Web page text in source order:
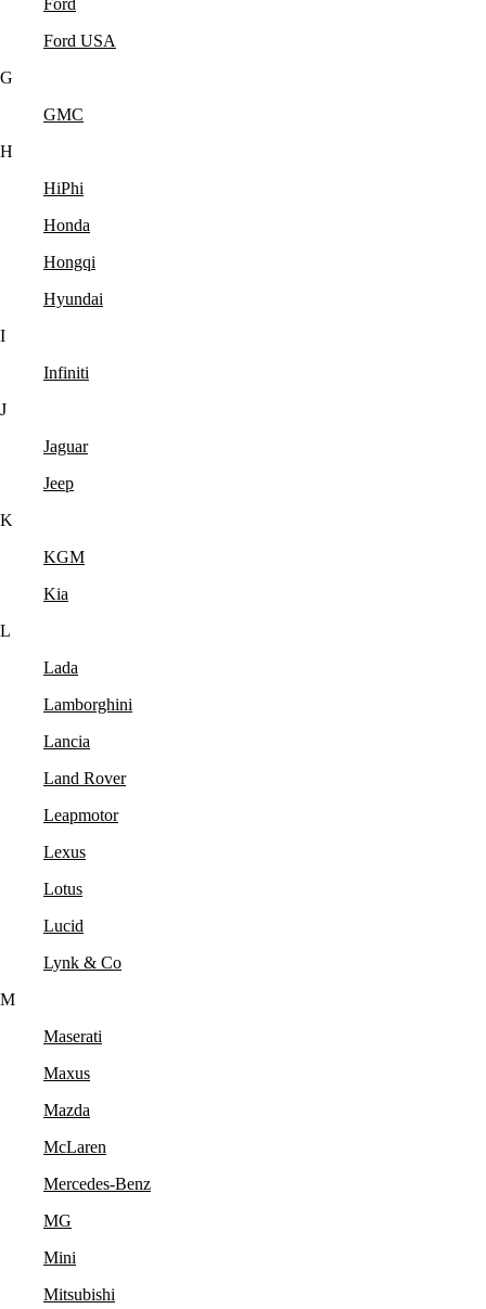
Ford USA
G
GMC
H
HiPhi
Honda
Hongqi
Hyundai
I
Infiniti
J
Jaguar
Jeep
K
KGM
Kia
L
Lada
Lamborghini
Lancia
Land Rover
Leapmotor
Lexus
Lotus
Lucid
Lynk & Co
M
Maserati
Maxus
Mazda
McLaren
Mercedes-Benz
MG
Mini
Mitsubishi